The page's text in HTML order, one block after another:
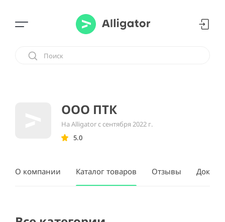
ООО ПТК
На Alligator с сентября 2022 г.
5.0
О компании Каталог товаров Отзывы